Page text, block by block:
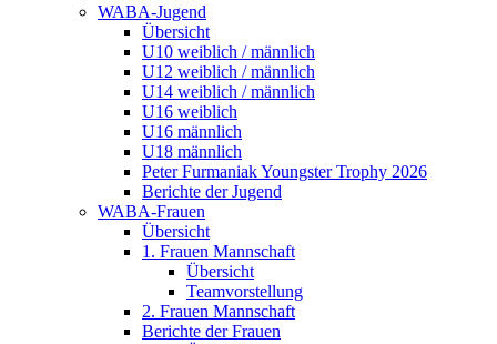
WABA-Jugend
Übersicht
U10 weiblich / männlich
U12 weiblich / männlich
U14 weiblich / männlich
U16 weiblich
U16 männlich
U18 männlich
Peter Furmaniak Youngster Trophy 2026
Berichte der Jugend
WABA-Frauen
Übersicht
1. Frauen Mannschaft
Übersicht
Teamvorstellung
2. Frauen Mannschaft
Berichte der Frauen